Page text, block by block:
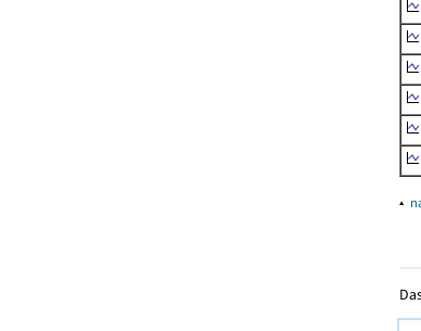
▴